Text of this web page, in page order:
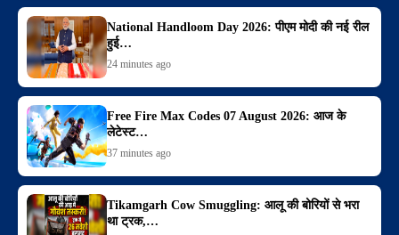
National Handloom Day 2026: पीएम मोदी की नई रील
हुई…
24 minutes ago
Free Fire Max Codes 07 August 2026: आज के
लेटेस्ट…
37 minutes ago
Tikamgarh Cow Smuggling: आलू की बोरियों से भरा
था ट्रक,…